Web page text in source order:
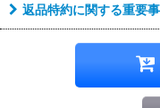
返品特約に関する重要